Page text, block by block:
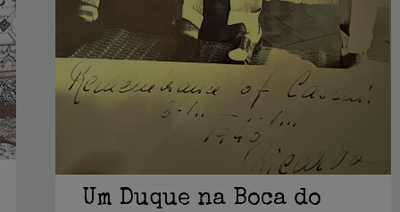
Um Duque na Boca do